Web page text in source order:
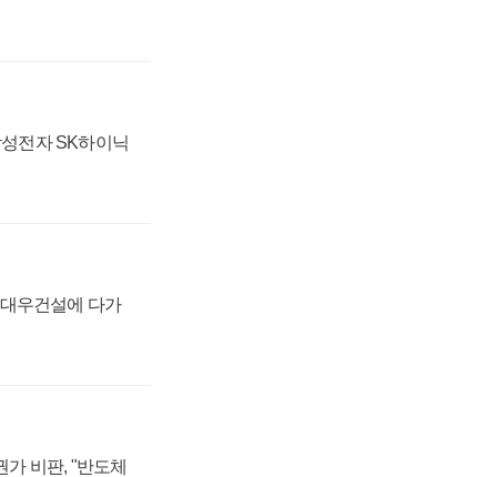
전자 SK하이닉
우건설에 다가
비판, "반도체